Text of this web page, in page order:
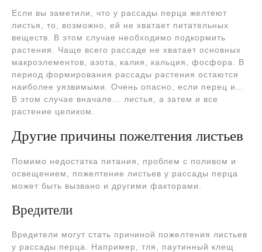
Если вы заметили, что у рассады перца желтеют
листья, то, возможно, ей не хватает питательных
веществ. В этом случае необходимо подкормить
растения. Чаще всего рассаде не хватает основных
макроэлементов, азота, калия, кальция, фосфора. В
период формирования рассады растения остаются
наиболее уязвимыми. Очень опасно, если перец и…
В этом случае вначале… листья, а затем и все
растение целиком.
Другие причины пожелтения листьев
Помимо недостатка питания, проблем с поливом и
освещением, пожелтение листьев у рассады перца
может быть вызвано и другими факторами.
Вредители
Вредители могут стать причиной пожелтения листьев
у рассады перца. Например, тля, паутинный клещ